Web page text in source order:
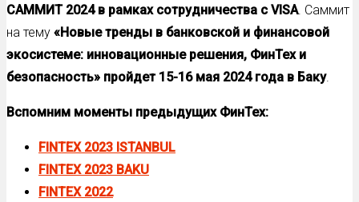
САММИТ 2024 в рамках сотрудничества с VISA. Саммит
на тему «Новые тренды в банковской и финансовой
экосистеме: инновационные решения, ФинТех и
безопасность» пройдет 15-16 мая 2024 года в Баку.
Вспомним моменты предыдущих ФинТех:
FINTEX 2023 ISTANBUL
FINTEX 2023 BAKU
FINTEX 2022